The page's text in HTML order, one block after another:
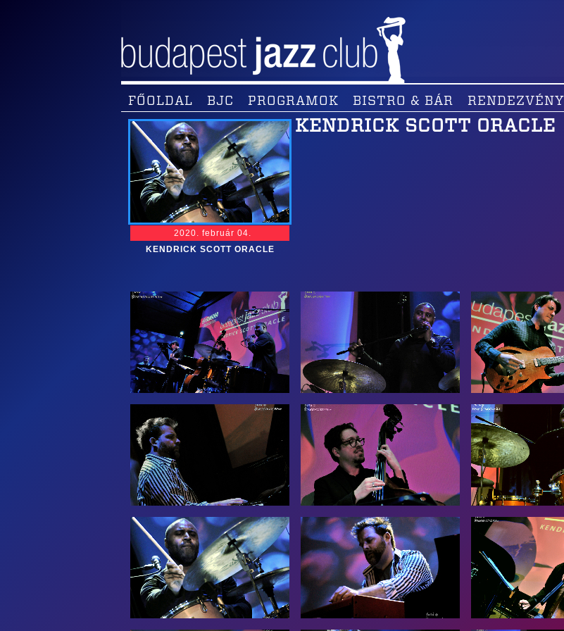
FŐOLDAL BJC PROGRAMOK BISTRO & BÁR RENDEZVÉNY
2020. február 04.
KENDRICK SCOTT ORACLE
KENDRICK SCOTT ORACLE